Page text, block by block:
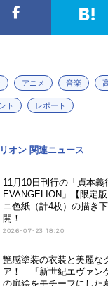
アニメ 音楽
ト レポート
オン 関連ニュース
11月10日刊行の「貞本義
EVANGELION」【限定
ニ色紙（計4枚）の描き
開！
2026-07-23 18:20
艶感塗装の衣装と美麗な
ア！ 『新世紀エヴァン
の扉絵をモチーフにした